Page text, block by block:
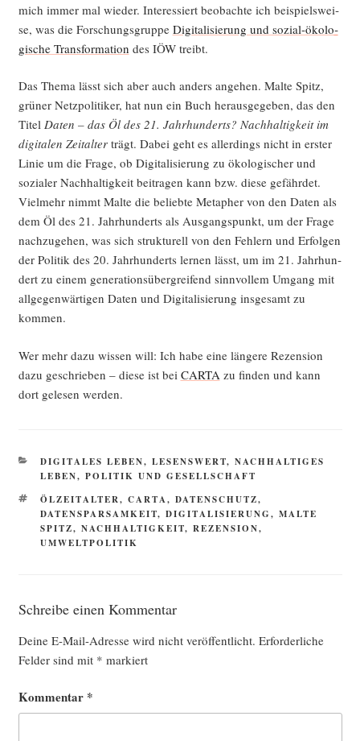
mich immer mal wie­der. Inter­es­siert beob­ach­te ich bei­spiels­wei­
se, was die For­schungs­grup­pe Digi­ta­li­sie­rung und sozi­al-öko­lo­
gi­sche Trans­for­ma­ti­on des IÖW treibt.
Das The­ma lässt sich aber auch anders ange­hen. Mal­te Spitz,
grü­ner Netz­po­li­ti­ker, hat nun ein Buch her­aus­ge­ge­ben, das den
Titel Daten – das Öl des 21. Jahr­hun­derts? Nach­hal­tig­keit im
digi­ta­len Zeit­al­terträgt. Dabei geht es aller­dings nicht in ers­ter
Linie um die Fra­ge, ob Digi­ta­li­sie­rung zu öko­lo­gi­scher und
sozia­ler Nach­hal­tig­keit bei­tra­gen kann bzw. die­se gefähr­det.
Viel­mehr nimmt Mal­te die belieb­te Meta­pher von den Daten als
dem Öl des 21. Jahr­hun­derts als Aus­gangs­punkt, um der Fra­ge
nach­zu­ge­hen, was sich struk­tu­rell von den Feh­lern und Erfol­gen
der Poli­tik des 20. Jahr­hun­derts ler­nen lässt, um im 21. Jahr­hun­
dert zu einem gene­ra­ti­ons­über­grei­fend sinn­vol­lem Umgang mit
all­ge­gen­wär­ti­gen Daten und Digi­ta­li­sie­rung ins­ge­samt zu
kommen.
Wer mehr dazu wis­sen will: Ich habe eine län­ge­re Rezen­si­on
dazu geschrie­ben – die­se ist bei CARTA zu fin­den und kann
dort gele­sen werden.
KATEGORIEN
DIGITALES LEBEN, LESENSWERT, NACHHALTIGES
LEBEN, POLITIK UND GESELLSCHAFT
SCHLAGWÖRTER
ÖLZEITALTER, CARTA, DATENSCHUTZ,
DATENSPARSAMKEIT, DIGITALISIERUNG, MALTE
SPITZ, NACHHALTIGKEIT, REZENSION,
UMWELTPOLITIK
Schreibe einen Kommentar
Deine E-Mail-Adresse wird nicht veröffentlicht. Erforderliche
Felder sind mit * markiert
Kommentar *